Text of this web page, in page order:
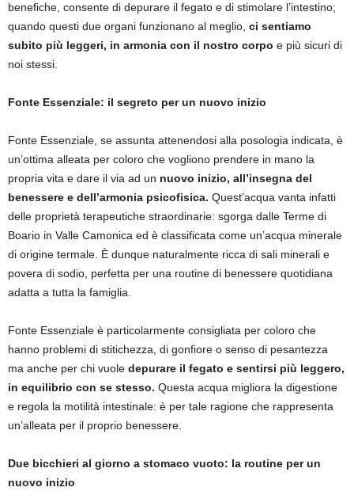
benefiche, consente di depurare il fegato e di stimolare l’intestino;
quando questi due organi funzionano al meglio, ci sentiamo
subito più leggeri, in armonia con il nostro corpo e più sicuri di
noi stessi.
Fonte Essenziale: il segreto per un nuovo inizio
Fonte Essenziale, se assunta attenendosi alla posologia indicata, è
un’ottima alleata per coloro che vogliono prendere in mano la
propria vita e dare il via ad un nuovo inizio, all’insegna del
benessere e dell’armonia psicofisica. Quest’acqua vanta infatti
delle proprietà terapeutiche straordinarie: sgorga dalle Terme di
Boario in Valle Camonica ed è classificata come un’acqua minerale
di origine termale. È dunque naturalmente ricca di sali minerali e
povera di sodio, perfetta per una routine di benessere quotidiana
adatta a tutta la famiglia.
Fonte Essenziale è particolarmente consigliata per coloro che
hanno problemi di stitichezza, di gonfiore o senso di pesantezza
ma anche per chi vuole depurare il fegato e sentirsi più leggero,
in equilibrio con se stesso. Questa acqua migliora la digestione
e regola la motilità intestinale: è per tale ragione che rappresenta
un’alleata per il proprio benessere.
Due bicchieri al giorno a stomaco vuoto: la routine per un
nuovo inizio